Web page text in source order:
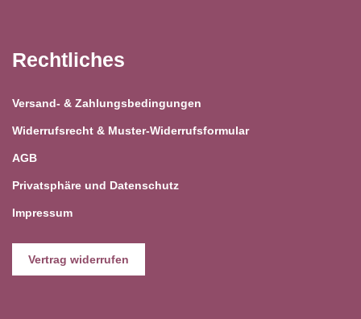
Rechtliches
Versand- & Zahlungsbedingungen
Widerrufsrecht & Muster-Widerrufsformular
AGB
Privatsphäre und Datenschutz
Impressum
Vertrag widerrufen